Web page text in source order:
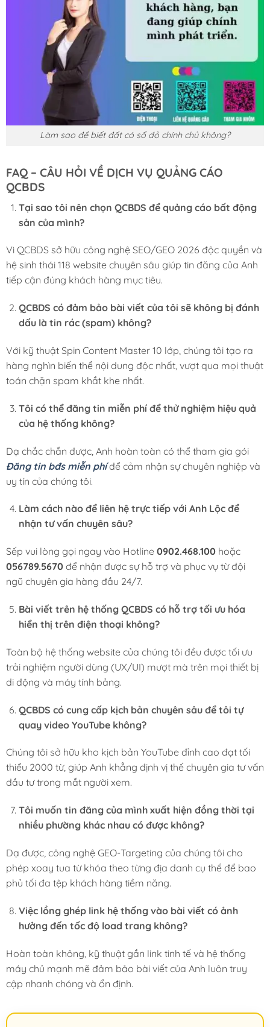
Làm sao để biết đất có sổ đỏ chính chủ không?
FAQ – CÂU HỎI VỀ DỊCH VỤ QUẢNG CÁO
QCBDS
Tại sao tôi nên chọn QCBDS để quảng cáo bất động
sản của mình?
Vì QCBDS sở hữu công nghệ SEO/GEO 2026 độc quyền và
hệ sinh thái 118 website chuyên sâu giúp tin đăng của Anh
tiếp cận đúng khách hàng mục tiêu.
QCBDS có đảm bảo bài viết của tôi sẽ không bị đánh
dấu là tin rác (spam) không?
Với kỹ thuật Spin Content Master 10 lớp, chúng tôi tạo ra
hàng nghìn biến thể nội dung độc nhất, vượt qua mọi thuật
toán chặn spam khắt khe nhất.
Tôi có thể đăng tin miễn phí để thử nghiệm hiệu quả
của hệ thống không?
Dạ chắc chắn được, Anh hoàn toàn có thể tham gia gói
Đăng tin bđs miễn phíđể cảm nhận sự chuyên nghiệp và
uy tín của chúng tôi.
Làm cách nào để liên hệ trực tiếp với Anh Lộc để
nhận tư vấn chuyên sâu?
Sếp vui lòng gọi ngay vào Hotline 0902.468.100 hoặc
056789.5670 để nhận được sự hỗ trợ và phục vụ từ đội
ngũ chuyên gia hàng đầu 24/7.
Bài viết trên hệ thống QCBDS có hỗ trợ tối ưu hóa
hiển thị trên điện thoại không?
Toàn bộ hệ thống website của chúng tôi đều được tối ưu
trải nghiệm người dùng (UX/UI) mượt mà trên mọi thiết bị
di động và máy tính bảng.
QCBDS có cung cấp kịch bản chuyên sâu để tôi tự
quay video YouTube không?
Chúng tôi sở hữu kho kịch bản YouTube đỉnh cao đạt tối
thiểu 2000 từ, giúp Anh khẳng định vị thế chuyên gia tư vấn
đầu tư trong mắt người xem.
Tôi muốn tin đăng của mình xuất hiện đồng thời tại
nhiều phường khác nhau có được không?
Dạ được, công nghệ GEO-Targeting của chúng tôi cho
phép xoay tua từ khóa theo từng địa danh cụ thể để bao
phủ tối đa tệp khách hàng tiềm năng.
Việc lồng ghép link hệ thống vào bài viết có ảnh
hưởng đến tốc độ load trang không?
Hoàn toàn không, kỹ thuật gắn link tinh tế và hệ thống
máy chủ mạnh mẽ đảm bảo bài viết của Anh luôn truy
cập nhanh chóng và ổn định.